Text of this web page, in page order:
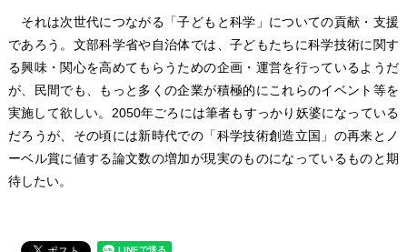
それは次世代につながる「子どもと科学」についての貢献・支援
であろう。文部科学省や自治体では、子どもたちに科学技術に関す
る興味・関心を高めてもらうための企画・運営を行っているようだ
が、民間でも、もっと多くの企業が積極的にこれらのイベント等を
実施して欲しい。2050年ごろには筆者もすっかり妖婆になっている
だろうが、その頃には新時代での「科学技術創造立国」の再来とノ
ーベル賞に値する論文数の増加が現実のものになっているものと期
待したい。